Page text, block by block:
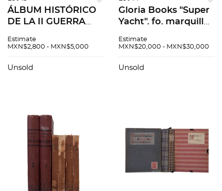
ÁLBUM HISTÓRICO
DE LA II GUERRA
ILUSTRADO POR
MÉXICO: CARRAL Y
Estimate
MXN$2,800 - MXN$5,000
Unsold
Gloria Books "Super
Yacht". fo. marquilla.
1,000 ejemplares. En
comercio
Estimate
MXN$20,000 - MXN$30,000
Unsold